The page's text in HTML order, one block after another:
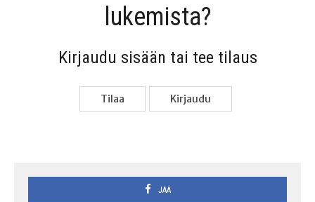
lukemista?
Kir­jau­du sisään tai tee tilaus
Tilaa Kir­jau­du
JAA